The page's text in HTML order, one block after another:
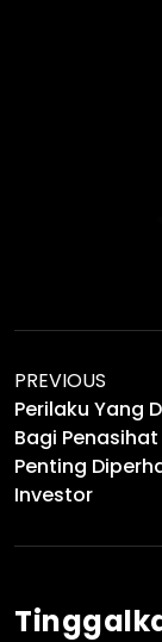
PREVIOUS
Perilaku Yang
Bagi
Penting
Investor